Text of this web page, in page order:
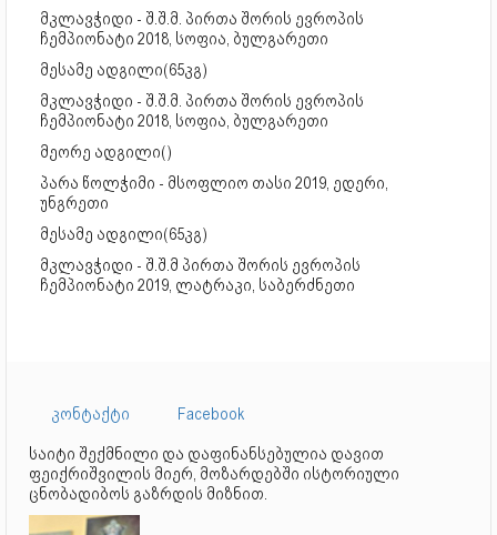
მკლავჭიდი - შ.შ.მ. პირთა შორის ევროპის
ჩემპიონატი 2018, სოფია, ბულგარეთი
მესამე ადგილი(65კგ)
მკლავჭიდი - შ.შ.მ. პირთა შორის ევროპის
ჩემპიონატი 2018, სოფია, ბულგარეთი
მეორე ადგილი()
პარა წოლჭიმი - მსოფლიო თასი 2019, ედერი,
უნგრეთი
მესამე ადგილი(65კგ)
მკლავჭიდი - შ.შ.მ პირთა შორის ევროპის
ჩემპიონატი 2019, ლატრაკი, საბერძნეთი
კონტაქტი
Facebook
საიტი შექმნილი და დაფინანსებულია დავით
ფეიქრიშვილის მიერ, მოზარდებში ისტორიული
ცნობადიბოს გაზრდის მიზნით.